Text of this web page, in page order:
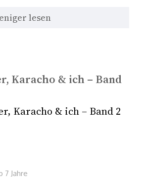
lesen
Karacho & ich – Band
7 Jahre